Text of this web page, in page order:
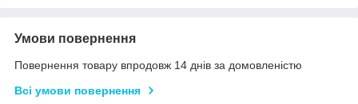
Умови повернення
Повернення товару впродовж 14 днів за домовленістю
Всі умови повернення